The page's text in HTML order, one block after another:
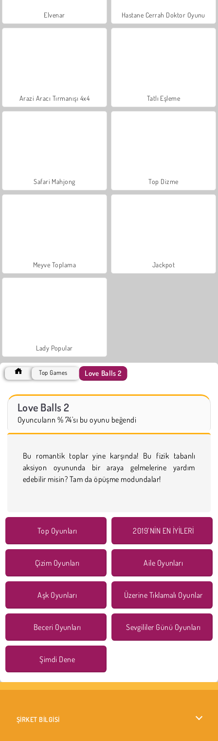
Elvenar Hastane Cerrah Doktor Oyunu
Arazi Aracı Tırmanışı 4x4 Tatlı Eşleme
Safari Mahjong Top Dizme
Meyve Toplama Jackpot
Lady Popular
Top Games Love Balls 2
Love Balls 2
Oyuncuların % 74'sı bu oyunu beğendi
Bu romantik toplar yine karşında! Bu fizik tabanlı
aksiyon oyununda bir araya gelmelerine yardım
edebilir misin? Tam da öpüşme modundalar!
Top Oyunları 2019’NİN EN İYİLERİ
Çizim Oyunları Aile Oyunları
Aşk Oyunları Üzerine Tıklamalı Oyunlar
Beceri Oyunları Sevgililer Günü Oyunları
Şimdi Dene
ŞİRKET BİLGİSİ